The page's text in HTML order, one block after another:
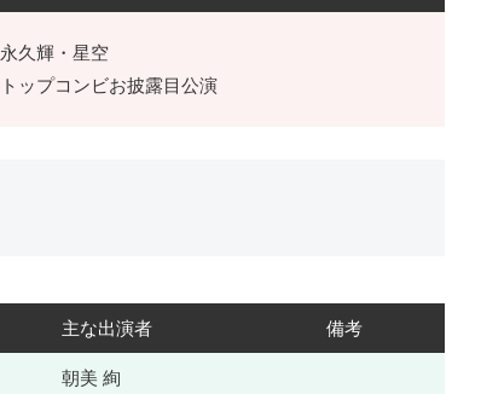
永久輝・星空
トップコンビお披露目公演
主な出演者 備考
朝美 絢